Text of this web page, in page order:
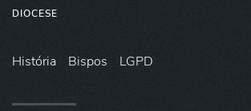
DIOCESE
História Bispos LGPD